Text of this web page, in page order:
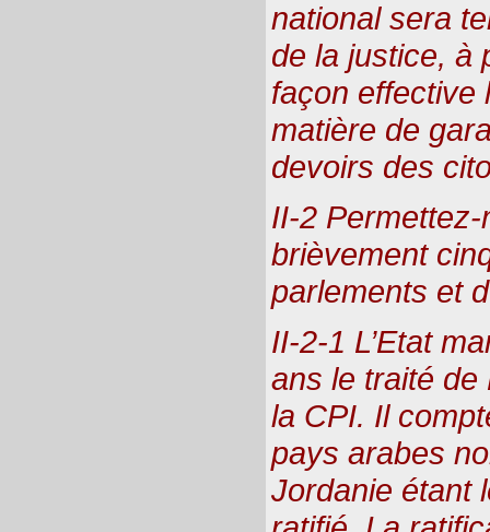
national sera
de la justice, à
façon effective
matière de
devoirs des
II-2 Permettez-
brièvement
parlements et
II-2-1 L’Etat
ans le traité de
la CPI. Il
pays arabes
Jordanie étant